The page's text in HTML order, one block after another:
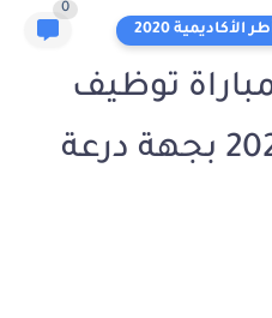
2020
0
توظيف
أطر الأكاديمية 2020 بجهة درعة